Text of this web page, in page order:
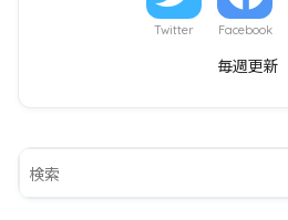
Twitter Facebook
毎週更新